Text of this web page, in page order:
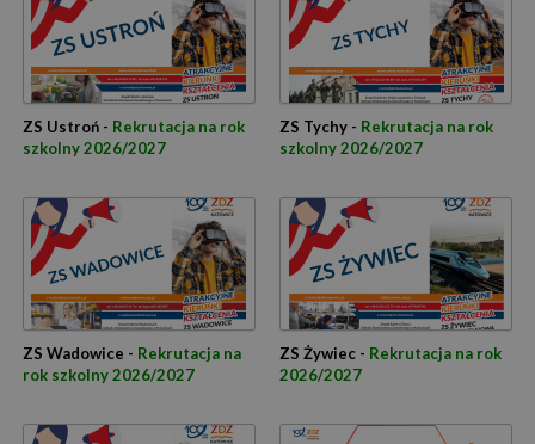
ZS Ustroń - Rekrutacja na rok
szkolny 2026/2027
ZS Tychy - Rekrutacja na rok
szkolny 2026/2027
ZS Wadowice - Rekrutacja na
rok szkolny 2026/2027
ZS Żywiec - Rekrutacja na rok
2026/2027